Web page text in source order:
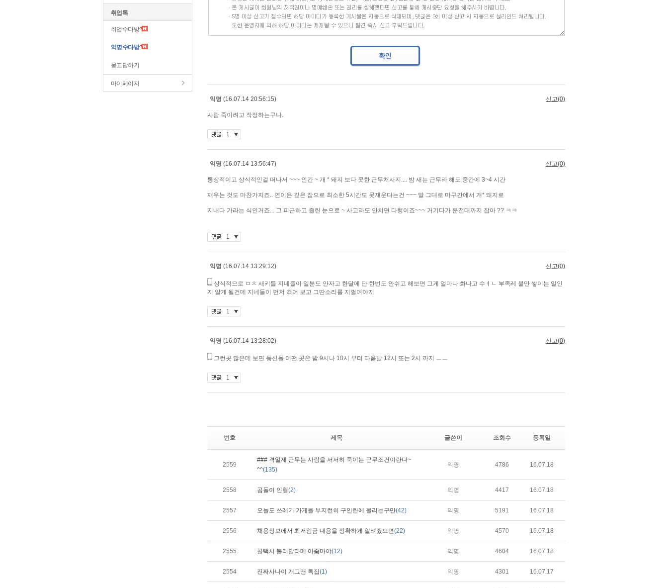
취업톡
취업수다방
익명수다방
묻고답하기
마이페이지
번호 제목 글쓴이 조회수 등록일
2559
### 격일제 근무는 사람을 서서히 죽이는 근무조건이란다~
^^(135)
익명 4786 16.07.18
2558 곰돌이 인형(2) 익명 4417 16.07.18
2557 오늘도 쓰레기 가게들 부지런히 구인란에 올리는구만(42) 익명 5191 16.07.18
2556 채용정보에서 최저임금 내용을 정확하게 알려줬으면(22) 익명 4570 16.07.18
2555 콜택시 불러달라메 아줌마야(12) 익명 4604 16.07.18
2554 진짜사나이 개그맨 특집(1) 익명 4301 16.07.17